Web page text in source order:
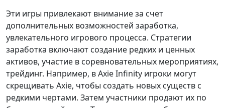
Эти игры привлекают внимание за счет
дополнительных возможностей заработка,
увлекательного игрового процесса. Стратегии
заработка включают создание редких и ценных
активов, участие в соревновательных мероприятиях,
трейдинг. Например, в Axie Infinity игроки могут
скрещивать Axie, чтобы создать новых существ с
редкими чертами. Затем участники продают их по